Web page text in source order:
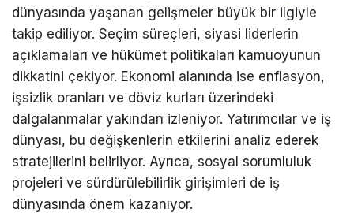
dünyasında yaşanan gelişmeler büyük bir ilgiyle
takip ediliyor. Seçim süreçleri, siyasi liderlerin
açıklamaları ve hükümet politikaları kamuoyunun
dikkatini çekiyor. Ekonomi alanında ise enflasyon,
işsizlik oranları ve döviz kurları üzerindeki
dalgalanmalar yakından izleniyor. Yatırımcılar ve iş
dünyası, bu değişkenlerin etkilerini analiz ederek
stratejilerini belirliyor. Ayrıca, sosyal sorumluluk
projeleri ve sürdürülebilirlik girişimleri de iş
dünyasında önem kazanıyor.